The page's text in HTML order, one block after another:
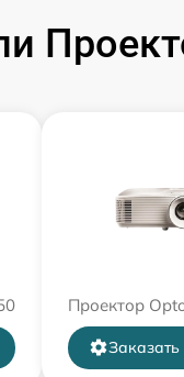
Проектор
Заказать